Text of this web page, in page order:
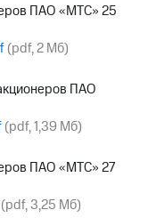
ПАО «МТС» 25
(pdf, 2 Мб)
ПАО
(pdf, 1,39 Мб)
ПАО «МТС» 27
(pdf, 3,25 Мб)